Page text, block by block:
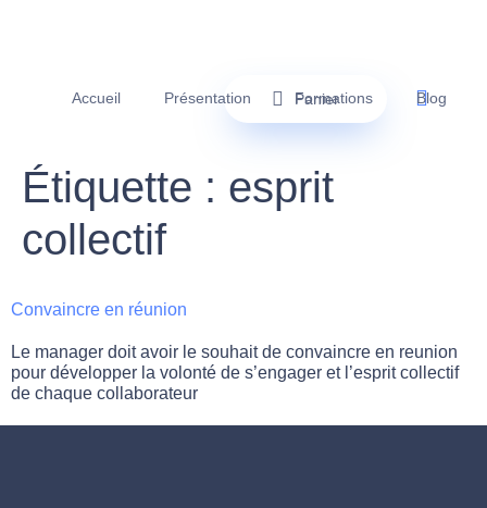
Accueil Présentation Formations Blog
Panier
Étiquette : esprit
collectif
Convaincre en réunion
Le manager doit avoir le souhait de convaincre en reunion
pour développer la volonté de s’engager et l’esprit collectif
de chaque collaborateur